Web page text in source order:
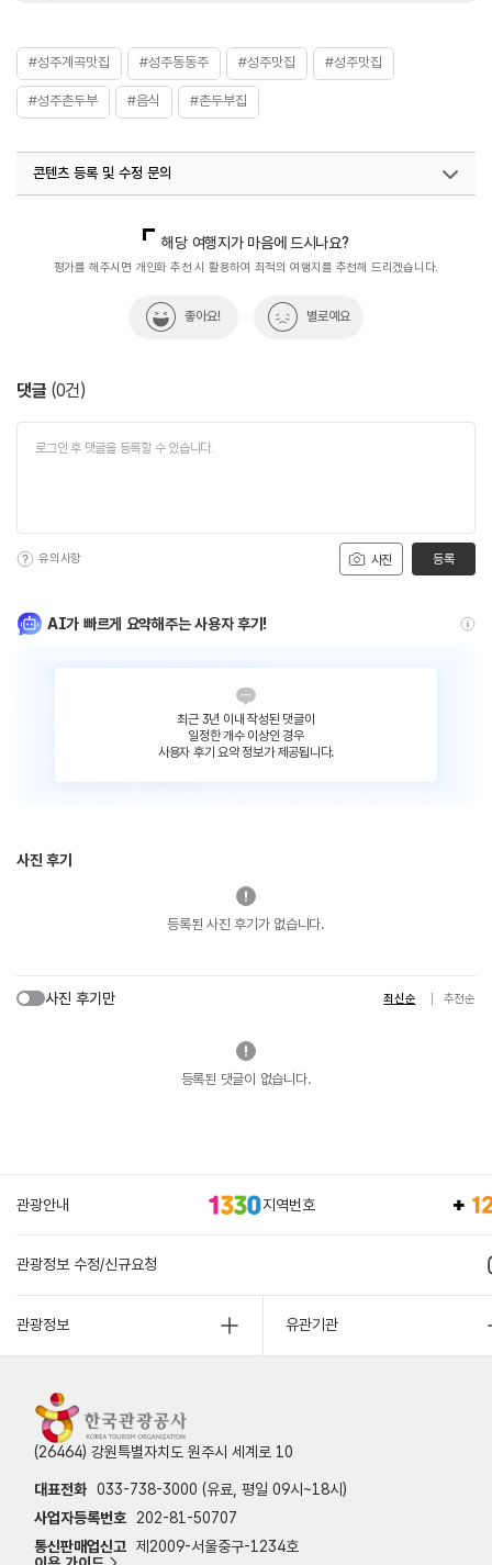
#성주계곡맛집 #성주동동주 #성주맛집 #성주맛집
#성주촌두부 #음식 #촌두부집
콘텐츠 등록 및 수정 문의
해당 여행지가 마음에 드시나요?
평가를 해주시면 개인화 추천 시 활용하여 최적의 여행지를 추천해 드리겠습니다.
좋아요! 별로예요
댓글 (0건)
사진
유의사항 등록
AI가 빠르게 요약해주는 사용자 후기!
최근 3년 이내 작성된 댓글이
일정한 개수 이상인 경우
사용자 후기 요약 정보가 제공됩니다.
사진 후기
등록된 사진 후기가 없습니다.
사진 후기만 최신순 추천순
등록된 댓글이 없습니다.
관광안내 지역번호
관광정보 수정/신규요청
관광정보 유관기관
(26464) 강원특별자치도 원주시 세계로 10
대표전화 033-738-3000 (유료, 평일 09시~18시)
사업자등록번호
202-81-50707
통신판매업신고 제2009-서울중구-1234호